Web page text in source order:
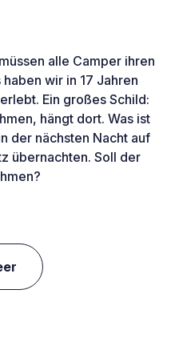
alle Camper ihren
wir in 17 Jahren
Ein großes Schild:
hängt dort. Was ist
der nächsten Nacht auf
übernachten. Soll der